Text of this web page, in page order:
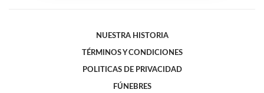
NUESTRA HISTORIA
TÉRMINOS Y CONDICIONES
POLITICAS DE PRIVACIDAD
FÚNEBRES